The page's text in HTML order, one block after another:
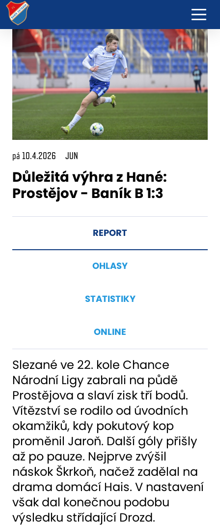
pá 10.4.2026 JUN
Důležitá výhra z Hané:
Prostějov - Baník B 1:3
REPORT
OHLASY
STATISTIKY
ONLINE
Slezané ve 22. kole Chance
Národní Ligy zabrali na půdě
Prostějova a slaví zisk tří bodů.
Vítězství se rodilo od úvodních
okamžiků, kdy pokutový kop
proměnil Jaroň. Další góly přišly
až po pauze. Nejprve zvýšil
náskok Škrkoň, načež zadělal na
drama domácí Hais. V nastavení
však dal konečnou podobu
výsledku střídající Drozd.